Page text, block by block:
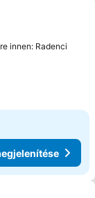
innen: Radenci